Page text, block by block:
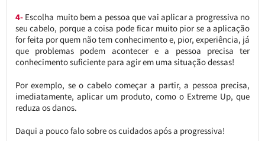
4- Escolha muito bem a pessoa que vai aplicar a progressiva no
seu cabelo, porque a coisa pode ficar muito pior se a aplicação
for feita por quem não tem conhecimento e, pior, experiência, já
que problemas podem acontecer e a pessoa precisa ter
conhecimento suficiente para agir em uma situação dessas!
Por exemplo, se o cabelo começar a partir, a pessoa precisa,
imediatamente, aplicar um produto, como o Extreme Up, que
reduza os danos.
Daqui a pouco falo sobre os cuidados após a progressiva!